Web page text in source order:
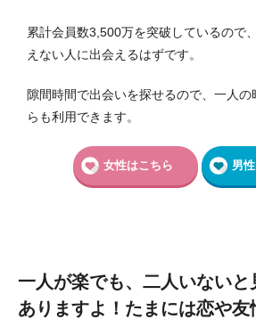
累計会員数3,500万を突破しているので
えない人に出会えるはずです。
隙間時間で出会いを探せるので、一人
らも利用できます。
女性はこちら 男
一人が楽でも、二人いないと
ありますよ！たまには恋や友